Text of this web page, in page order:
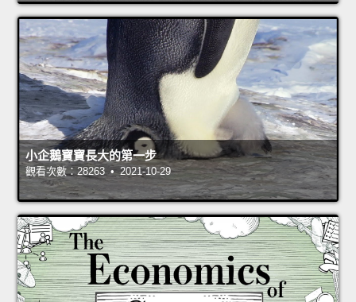
小企鵝寶寶長大的第一步
觀看次數：28263 • 2021-10-29